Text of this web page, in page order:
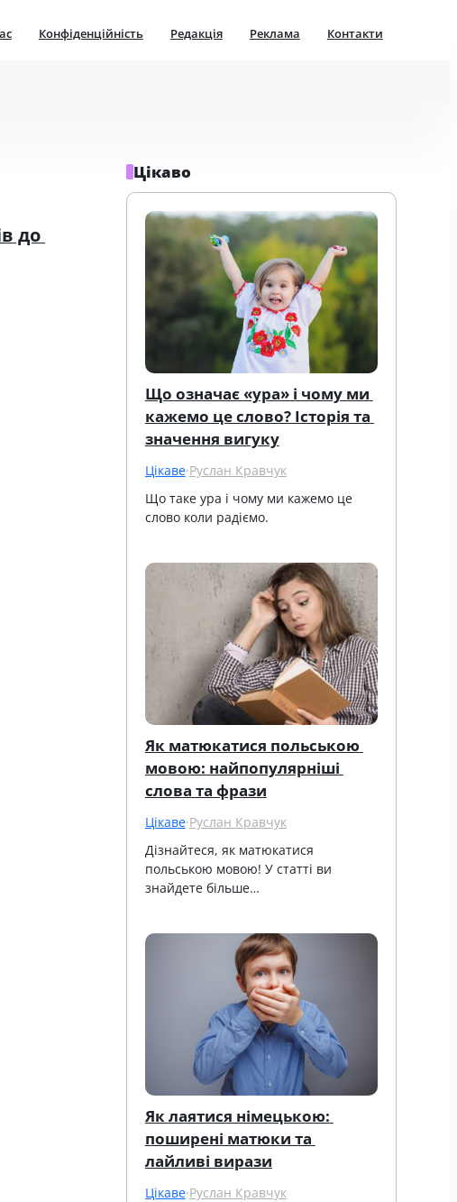
Конфіденційність Редакція Реклама Контакти
до
Цікаво
Що означає «ура» і чому ми
кажемо це слово? Історія та
значення вигуку
Цікаве·Руслан Кравчук
Що таке ура і чому ми кажемо це
слово коли радіємо.
Як матюкатися польською
мовою: найпопулярніші
слова та фрази
Цікаве·Руслан Кравчук
Дізнайтеся, як матюкатися
польською мовою! У статті ви
знайдете більше…
Як лаятися німецькою:
поширені матюки та
лайливі вирази
Цікаве·Руслан Кравчук